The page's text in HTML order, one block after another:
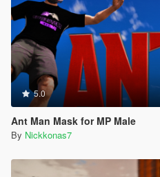
5.0
Ant Man Mask for MP Male
By Nickkonas7